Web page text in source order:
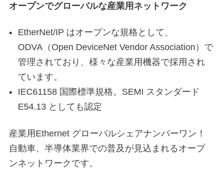
オープンでグローバルな産業用ネットワーク
EtherNet/IP はオープンな規格として、
ODVA（Open DeviceNet Vendor Association）で
管理されており、様々な産業用機器で採用され
ています。
IEC61158 国際標準規格。SEMI スタンダード
E54.13 としても認定
産業用Ethernet グローバルシェアナンバーワン！
自動車、半導体業界での普及が見込まれるオープ
ンネットワークです。